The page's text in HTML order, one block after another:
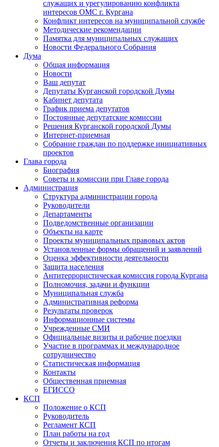
служащих и урегулированию конфликта
интересов ОМС г. Кургана
Конфликт интересов на муниципальной службе
Методические рекомендации
Памятка для муниципальных служащих
Новости Федерального Cобрания
Дума
Общая информация
Новости
Ваш депутат
Депутаты Курганской городской Думы
Кабинет депутата
График приема депутатов
Постоянные депутатские комиссии
Решения Курганской городской Думы
Интернет-приемная
Собрание граждан по поддержке инициативных
проектов
Глава города
Биография
Советы и комиссии при Главе города
Администрация
Структура администрации города
Руководители
Департаменты
Подведомственные организации
Объекты на карте
Проекты муниципальных правовых актов
Установленные формы обращений и заявлений
Оценка эффективности деятельности
Защита населения
Антитеррористическая комиссия города Кургана
Полномочия, задачи и функции
Муниципальная служба
Административная реформа
Результаты проверок
Информационные системы
Учрежденные СМИ
Официальные визиты и рабочие поездки
Участие в программах и международное
сотрудничество
Статистическая информация
Контакты
Общественная приемная
ЕГИССО
КСП
Положение о КСП
Руководитель
Регламент КСП
План работы на год
Отчеты и заключения КСП по итогам